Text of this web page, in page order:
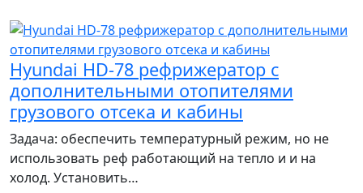
Hyundai HD-78 рефрижератор с
дополнительными отопителями
грузового отсека и кабины
Задача: обеспечить температурный режим, но не
использовать реф работающий на тепло и и на
холод. Установить…